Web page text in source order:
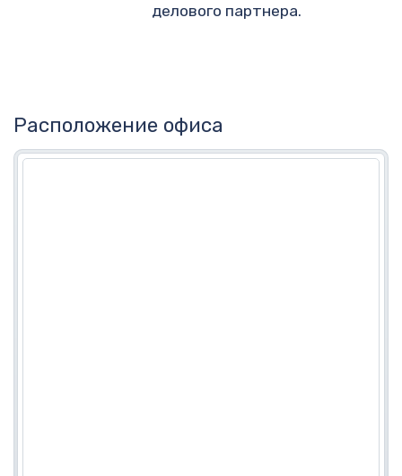
делового партнера.
Расположение офиса